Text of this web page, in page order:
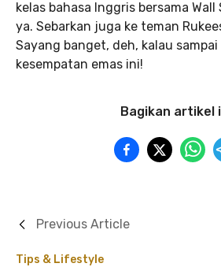
kelas bahasa Inggris bersama
ya. Sebarkan juga ke teman
Sayang banget, deh, kalau
kesempatan emas ini!
Bagikan artikel
Tips & Lifestyle
Previous Article